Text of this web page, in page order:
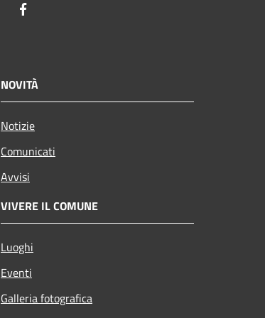
NOVITÀ
Notizie
Comunicati
Avvisi
VIVERE IL COMUNE
Luoghi
Eventi
Galleria fotografica